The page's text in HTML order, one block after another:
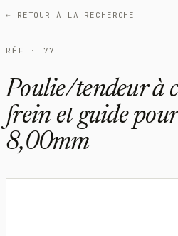
← RETOUR À LA RECHERCHE
RÉF · 77
Poulie/tendeur à
frein et guide
8,00mm